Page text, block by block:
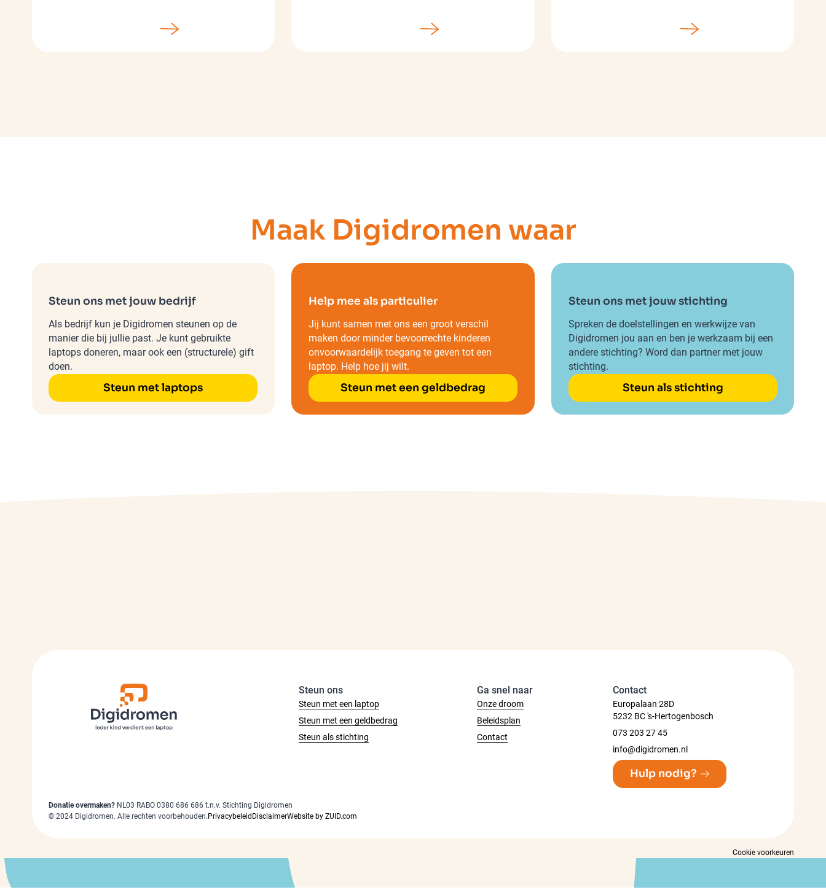
Maak Digidromen waar
Steun ons met jouw bedrijf
Als bedrijf kun je Digidromen steunen op de
manier die bij jullie past. Je kunt gebruikte
laptops doneren, maar ook een (structurele) gift
doen.
Steun met laptops
Help mee als particulier
Jij kunt samen met ons een groot verschil
maken door minder bevoorrechte kinderen
onvoorwaardelijk toegang te geven tot een
laptop. Help hoe jij wilt.
Steun met een geldbedrag
Steun ons met jouw stichting
Spreken de doelstellingen en werkwijze van
Digidromen jou aan en ben je werkzaam bij een
andere stichting? Word dan partner met jouw
stichting.
Steun als stichting
Steun ons
Steun met een laptop
Steun met een geldbedrag
Steun als stichting
Ga snel naar
Onze droom
Beleidsplan
Contact
Contact
Europalaan 28D
5232 BC 's-Hertogenbosch
073 203 27 45
info@digidromen.nl
Hulp nodig?
Donatie overmaken? NL03 RABO 0380 686 686 t.n.v. Stichting Digidromen
Website by ZUID.com
Disclaimer
Privacybeleid
©2024 Digidromen. Alle rechten voorbehouden.
Cookie voorkeuren